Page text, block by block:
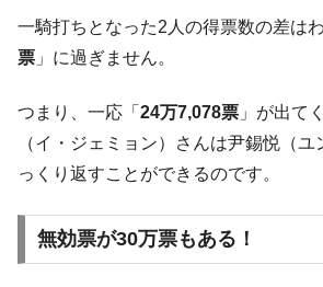
『Money1』
韓国･帰ってきた李在明
『Money1』
韓国大統領府ボンクラ政
た ⇒ 国家が行った恐るべき株価操作で
断
動」
中国だけが鉄鋼輸出を
一騎打ちとなった2人の得票数の差は
票 」に過ぎません。
つまり、一応「 24万7,078票 」が出て
（イ・ジェミョン）さんは尹錫悦（
っくり返すことができるのです。
無効票が30万票もある！